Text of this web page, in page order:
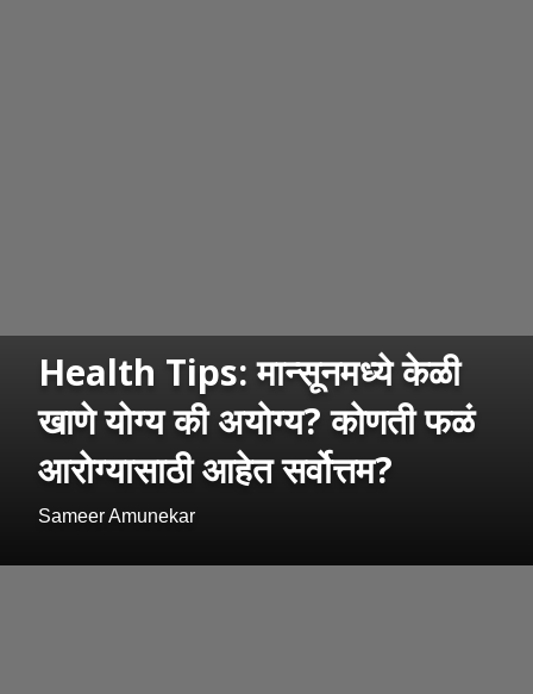
Health Tips: मान्सूनमध्ये केळी
खाणे योग्य की अयोग्य? कोणती फळं
आरोग्यासाठी आहेत सर्वोत्तम?
Sameer Amunekar